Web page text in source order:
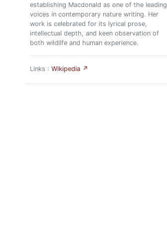
establishing Macdonald as one of the leading
voices in contemporary nature writing. Her
work is celebrated for its lyrical prose,
intellectual depth, and keen observation of
both wildlife and human experience.
Links : Wikipedia ↗